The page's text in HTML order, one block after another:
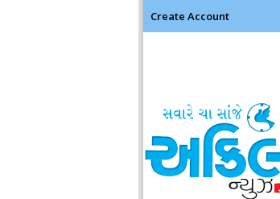
Create Account